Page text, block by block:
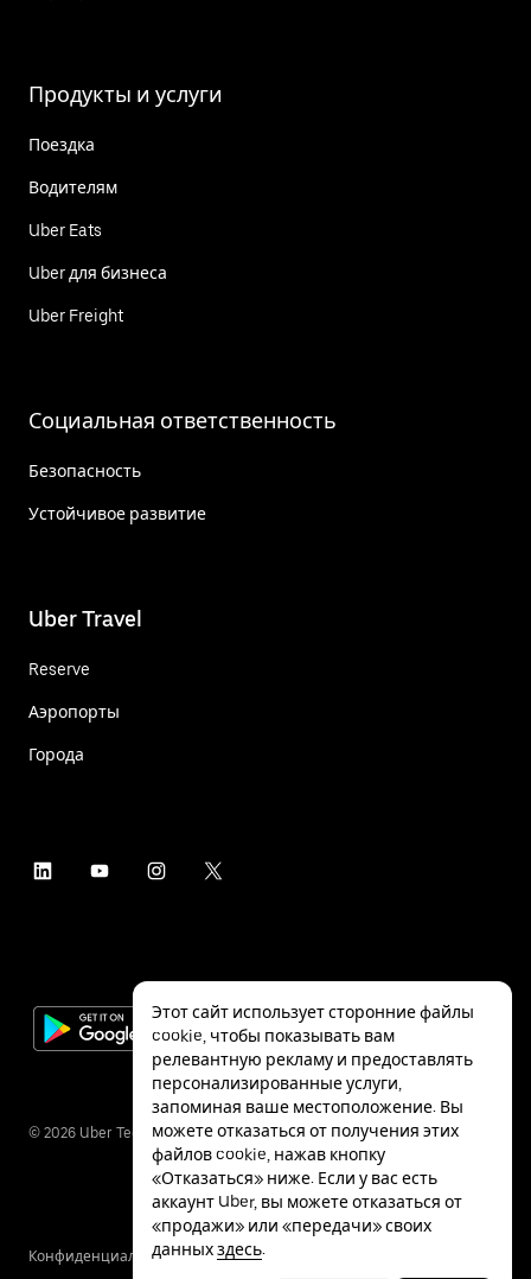
Продукты и услуги
Поездка
Водителям
Uber Eats
Uber для бизнеса
Uber Freight
Социальная ответственность
Безопасность
Устойчивое развитие
Uber Travel
Reserve
Аэропорты
Города
© 2026 Uber Technologies Inc.
КонфиденциальностьСпециальные
Этот сайт использует сторонние файлы
cookie, чтобы показывать вам
релевантную рекламу и предоставлять
персонализированные услуги,
запоминая ваше местоположение. Вы
можете отказаться от получения этих
файлов cookie, нажав кнопку
«Отказаться» ниже. Если у вас есть
аккаунт Uber, вы можете отказаться от
«продажи» или «передачи» своих
данныхздесь.